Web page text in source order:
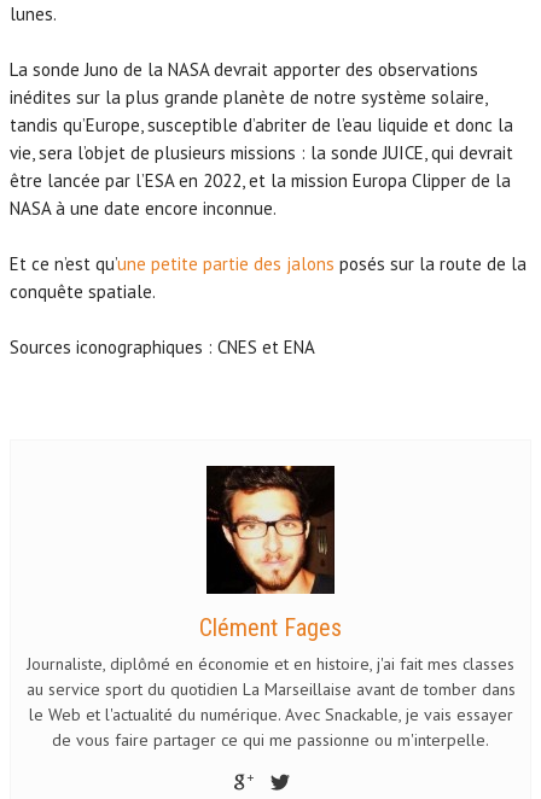
lunes.
La sonde Juno de la NASA devrait apporter des observations
inédites sur la plus grande planète de notre système solaire,
tandis qu’Europe, susceptible d’abriter de l’eau liquide et donc la
vie, sera l’objet de plusieurs missions : la sonde JUICE, qui devrait
être lancée par l’ESA en 2022, et la mission Europa Clipper de la
NASA à une date encore inconnue.
Et ce n’est qu’une petite partie des jalons posés sur la route de la
conquête spatiale.
Sources iconographiques : CNES et ENA
Clément Fages
Journaliste, diplômé en économie et en histoire, j'ai fait mes classes
au service sport du quotidien La Marseillaise avant de tomber dans
le Web et l'actualité du numérique. Avec Snackable, je vais essayer
de vous faire partager ce qui me passionne ou m'interpelle.